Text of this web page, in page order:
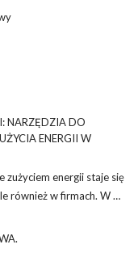
NARZĘDZIA DO
ENERGII W
zużyciem energii staje się
również w firmach. W …